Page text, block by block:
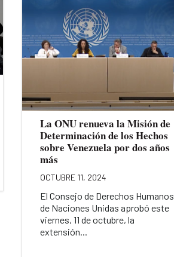
La ONU renueva la Misión de
Determinación de los Hechos
sobre Venezuela por dos años
más
OCTUBRE 11, 2024
El Consejo de Derechos Humanos
de Naciones Unidas aprobó este
viernes, 11 de octubre, la
extensión...